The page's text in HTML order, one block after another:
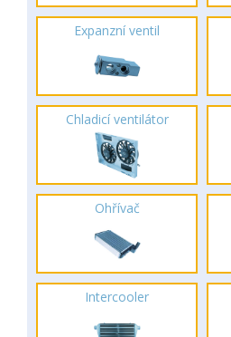
Expanzní ventil
Chladicí ventilátor
Ohřívač
Intercooler